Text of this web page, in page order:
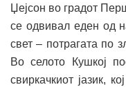
Џејсон во градот
се одвивал еден од
свет – потрагата по
Во селото Кушкој
свиркачкиот јазик,